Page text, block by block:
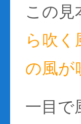
この見
ら吹く
の風が
一目で